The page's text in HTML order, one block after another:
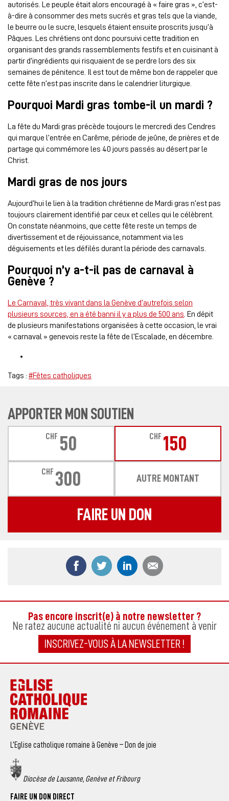
autorisés. Le peuple était alors encouragé à « faire gras », c’est-
à-dire à consommer des mets sucrés et gras tels que la viande,
le beurre ou le sucre, lesquels étaient ensuite proscrits jusqu’à
Pâques. Les chrétiens ont donc poursuivi cette tradition en
organisant des grands rassemblements festifs et en cuisinant à
partir d’ingrédients qui risquaient de se perdre lors des six
semaines de pénitence. Il est tout de même bon de rappeler que
cette fête n’est pas inscrite dans le calendrier liturgique.
Pourquoi Mardi gras tombe-il un mardi ?
La fête du Mardi gras précède toujours le mercredi des Cendres
qui marque l’entrée en Carême, période de jeûne, de prières et de
partage qui commémore les 40 jours passés au désert par le
Christ.
Mardi gras de nos jours
Aujourd’hui le lien à la tradition chrétienne de Mardi gras n’est pas
toujours clairement identifié par ceux et celles qui le célèbrent.
On constate néanmoins, que cette fête reste un temps de
divertissement et de réjouissance, notamment via les
déguisements et les défilés durant la période des carnavals.
Pourquoi n’y a-t-il pas de carnaval à
Genève ?
Le Carnaval, très vivant dans la Genève d’autrefois selon
plusieurs sources, en a été banni il y a plus de 500 ans . En dépit
de plusieurs manifestations organisées à cette occasion, le vrai
« carnaval » genevois reste la fête de l’Escalade, en décembre.
Tags : #Fêtes catholiques
APPORTER MON SOUTIEN
CHF 50 CHF 150
CHF 300 AUTRE MONTANT
FAIRE UN DON
Partager ce contenu sur Facebook
Partager ce contenu sur Twitter
Partager ce contenu
Pas encore inscrit(e) à notre newsletter ?
Ne ratez aucune actualité ni aucun événement à venir
INSCRIVEZ-VOUS À LA NEWSLETTER !
L’Eglise catholique romaine à Genève – Don de joie
Diocèse de Lausanne, Genève et Fribourg
FAIRE UN DON DIRECT